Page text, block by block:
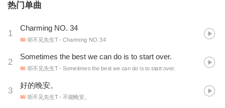
热门单曲
1
Charming NO. 34
听不见先生T- Charming NO. 34
2
Sometimes the best we can do is to start over.
听不见先生T- Sometimes the best we can do is to start over.
3
好的晚安。
听不见先生T- 不能晚安。